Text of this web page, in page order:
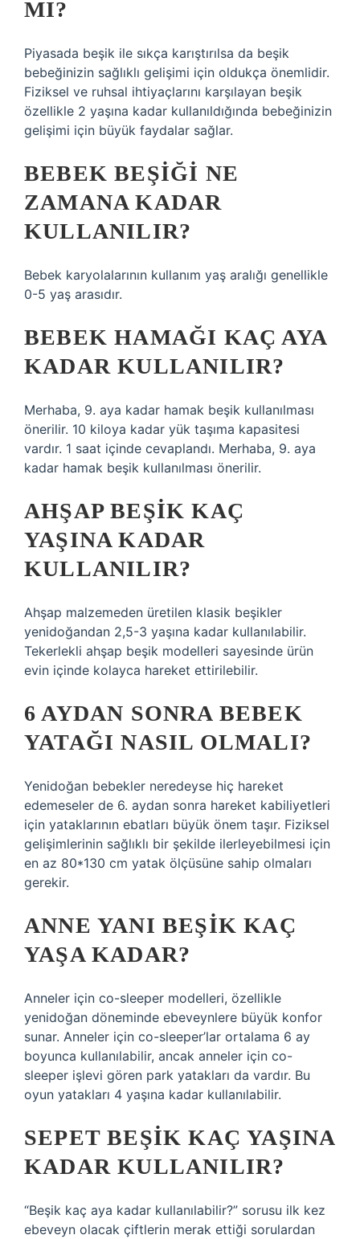
MI?
Piyasada beşik ile sıkça karıştırılsa da beşik
bebeğinizin sağlıklı gelişimi için oldukça önemlidir.
Fiziksel ve ruhsal ihtiyaçlarını karşılayan beşik
özellikle 2 yaşına kadar kullanıldığında bebeğinizin
gelişimi için büyük faydalar sağlar.
BEBEK BEŞIĞI NE
ZAMANA KADAR
KULLANILIR?
Bebek karyolalarının kullanım yaş aralığı genellikle
0-5 yaş arasıdır.
BEBEK HAMAĞI KAÇ AYA
KADAR KULLANILIR?
Merhaba, 9. aya kadar hamak beşik kullanılması
önerilir. 10 kiloya kadar yük taşıma kapasitesi
vardır. 1 saat içinde cevaplandı. Merhaba, 9. aya
kadar hamak beşik kullanılması önerilir.
AHŞAP BEŞIK KAÇ
YAŞINA KADAR
KULLANILIR?
Ahşap malzemeden üretilen klasik beşikler
yenidoğandan 2,5-3 yaşına kadar kullanılabilir.
Tekerlekli ahşap beşik modelleri sayesinde ürün
evin içinde kolayca hareket ettirilebilir.
6 AYDAN SONRA BEBEK
YATAĞI NASIL OLMALI?
Yenidoğan bebekler neredeyse hiç hareket
edemeseler de 6. aydan sonra hareket kabiliyetleri
için yataklarının ebatları büyük önem taşır. Fiziksel
gelişimlerinin sağlıklı bir şekilde ilerleyebilmesi için
en az 80*130 cm yatak ölçüsüne sahip olmaları
gerekir.
ANNE YANI BEŞIK KAÇ
YAŞA KADAR?
Anneler için co-sleeper modelleri, özellikle
yenidoğan döneminde ebeveynlere büyük konfor
sunar. Anneler için co-sleeper’lar ortalama 6 ay
boyunca kullanılabilir, ancak anneler için co-
sleeper işlevi gören park yatakları da vardır. Bu
oyun yatakları 4 yaşına kadar kullanılabilir.
SEPET BEŞIK KAÇ YAŞINA
KADAR KULLANILIR?
“Beşik kaç aya kadar kullanılabilir?” sorusu ilk kez
ebeveyn olacak çiftlerin merak ettiği sorulardan